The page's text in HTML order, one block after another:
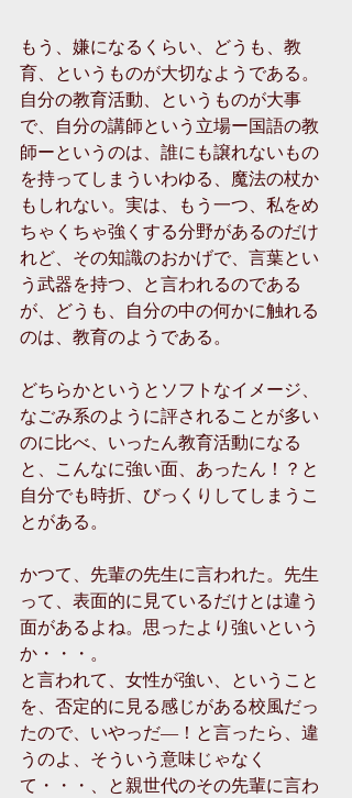
もう、嫌になるくらい、どうも、教
育、というものが大切なようである。
自分の教育活動、というものが大事
で、自分の講師という立場ー国語の教
師ーというのは、誰にも譲れないもの
を持ってしまういわゆる、魔法の杖か
もしれない。実は、もう一つ、私をめ
ちゃくちゃ強くする分野があるのだけ
れど、その知識のおかげで、言葉とい
う武器を持つ、と言われるのである
が、どうも、自分の中の何かに触れる
のは、教育のようである。
どちらかというとソフトなイメージ、
なごみ系のように評されることが多い
のに比べ、いったん教育活動になる
と、こんなに強い面、あったん！？と
自分でも時折、びっくりしてしまうこ
とがある。
かつて、先輩の先生に言われた。先生
って、表面的に見ているだけとは違う
面があるよね。思ったより強いという
か・・・。
と言われて、女性が強い、ということ
を、否定的に見る感じがある校風だっ
たので、いやっだ―！と言ったら、違
うのよ、そういう意味じゃなく
て・・・、と親世代のその先輩に言わ